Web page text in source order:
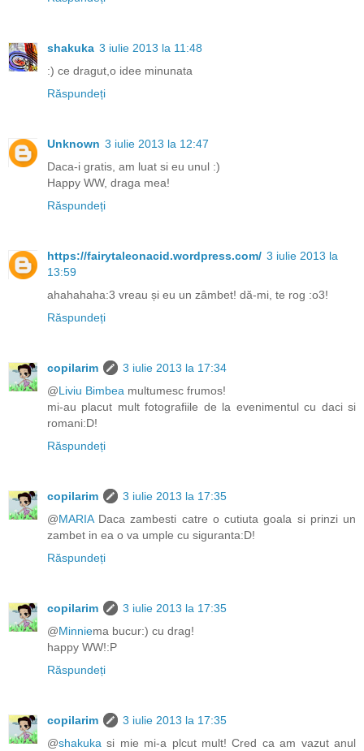
shakuka 3 iulie 2013 la 11:48
:) ce dragut,o idee minunata
Răspundeți
Unknown 3 iulie 2013 la 12:47
Daca-i gratis, am luat si eu unul :)
Happy WW, draga mea!
Răspundeți
https://fairytaleonacid.wordpress.com/ 3 iulie 2013 la
13:59
ahahahaha:3 vreau și eu un zâmbet! dă-mi, te rog :o3!
Răspundeți
copilarim
3 iulie 2013 la 17:34
@Liviu Bimbea multumesc frumos!
mi-au placut mult fotografiile de la evenimentul cu daci si
romani:D!
Răspundeți
copilarim
3 iulie 2013 la 17:35
@MARIADaca zambesti catre o cutiuta goala si prinzi un
zambet in ea o va umple cu siguranta:D!
Răspundeți
copilarim
3 iulie 2013 la 17:35
@Minniema bucur:) cu drag!
happy WW!:P
Răspundeți
copilarim
3 iulie 2013 la 17:35
@shakuka si mie mi-a plcut mult! Cred ca am vazut anul